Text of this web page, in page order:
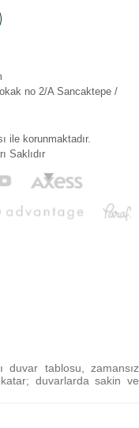
no 2/A Sancaktepe /
ile korunmaktadır.
Saklıdır
duvar tablosu, zamansız
duvarlarda sakin ve